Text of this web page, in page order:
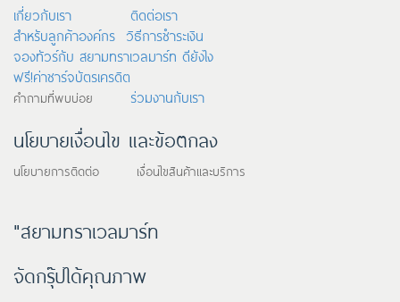
เกี่ยวกับเรา
ติดต่อเรา
สำหรับลูกค้าองค์กร วิธีการชำระเงิน
จองทัวร์กับ สยามทราเวลมาร์ท ดียังไง
ฟรี!ค่าชาร์จบัตรเครดิต
คำถามที่พบบ่อย ร่วมงานกับเรา
นโยบายเงื่อนไข และข้อตกลง
นโยบายการติดต่อ เงื่อนไขสินค้าและบริการ
"สยามทราเวลมาร์ท
จัดกรุ๊ปได้คุณภาพ